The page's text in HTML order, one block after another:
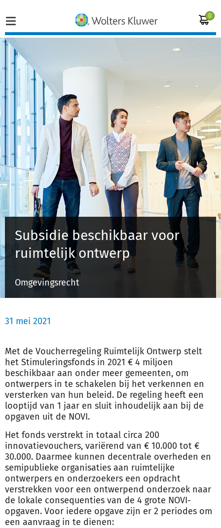
0
Home
Vakgebieden
Actueel
Producten
Opleidingen
Juridisch advies
Inloggen op de kennisbank
Inloggen
Subsidie beschikbaar voor
ruimtelijk ontwerp
Omgevingsrecht
31 mei 2021
Met de Voucherregeling Ruimtelijk Ontwerp stelt
het Stimuleringsfonds in 2021 € 4 miljoen
beschikbaar aan onder meer gemeenten, om
ontwerpers in te schakelen bij het verkennen en
versterken van hun beleid. De regeling heeft een
looptijd van 1 jaar en sluit inhoudelijk aan bij de
opgaven uit de NOVI.
Het fonds verstrekt in totaal circa 200
innovatievouchers, variërend van € 10.000 tot €
30.000. Daarmee kunnen decentrale overheden en
semipublieke organisaties aan ruimtelijke
ontwerpers en onderzoekers een opdracht
verstrekken voor een ontwerpend onderzoek naar
de lokale consequenties van de 4 grote NOVI-
opgaven. Voor iedere opgave zijn er 2 periodes om
een aanvraag in te dienen: